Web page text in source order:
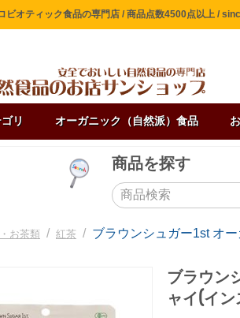
ビオティック食品の専門店 / 商品点数4500点以上 /
リ オーガニック（自然派）食品
商品を探す
お茶類 / 紅茶 / ブラウンシュガー1st オ
ブラウン
ャイ(イ